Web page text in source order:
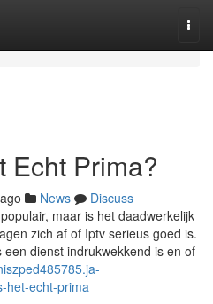
Echt Prima?
News
Discuss
maar is het daadwerkelijk
zich af of Iptv serieus goed is.
dienst indrukwekkend is en of
het-echt-prima